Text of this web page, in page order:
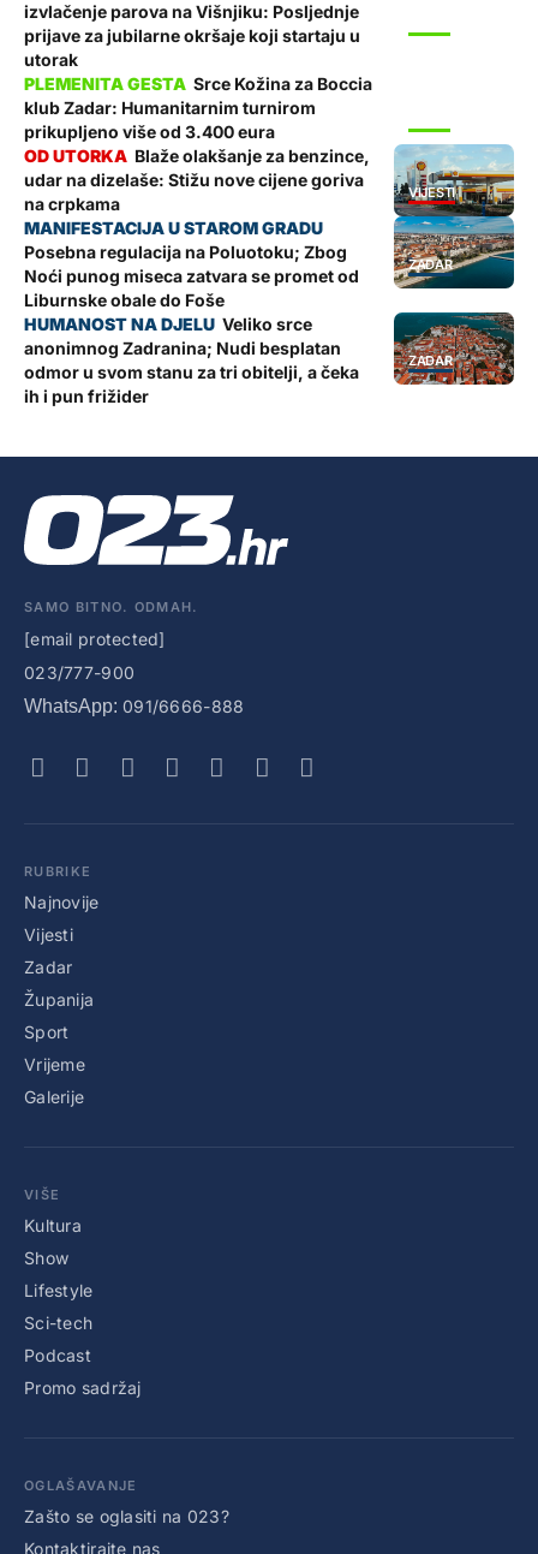
izvlačenje parova na Višnjiku: Posljednje
prijave za jubilarne okršaje koji startaju u
utorak
Srce Kožina za Boccia
klub Zadar: Humanitarnim turnirom
prikupljeno više od 3.400 eura
VIJESTI
Blaže olakšanje za benzince,
udar na dizelaše: Stižu nove cijene goriva
na crpkama
ZADAR
Posebna regulacija na Poluotoku; Zbog
Noći punog miseca zatvara se promet od
Liburnske obale do Foše
ZADAR
Veliko srce
anonimnog Zadranina; Nudi besplatan
odmor u svom stanu za tri obitelji, a čeka
ih i pun frižider
SAMO BITNO. ODMAH.
[email protected]
023/777-900
WhatsApp: 091/6666-888
RUBRIKE
Najnovije
Vijesti
Zadar
Županija
Sport
Vrijeme
Galerije
VIŠE
Kultura
Show
Lifestyle
Sci-tech
Podcast
Promo sadržaj
OGLAŠAVANJE
Zašto se oglasiti na 023?
Kontaktirajte nas